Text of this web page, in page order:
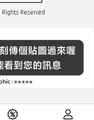
Reserved
設備
數量不足請與客服聯繫
營者資訊|